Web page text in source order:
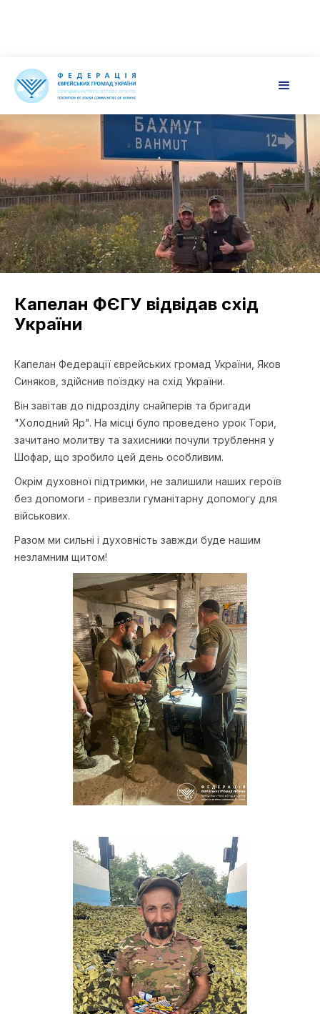
Капелан ФЄГУ відвідав схід
України
Капелан Федерації єврейських громад України, Яков
Синяков, здійснив поїздку на схід України.
Він завітав до підрозділу снайперів та бригади
"Холодний Яр". На місці було проведено урок Тори,
зачитано молитву та захисники почули трублення у
Шофар, що зробило цей день особливим.
Окрім духовної підтримки, не залишили наших героїв
без допомоги - привезли гуманітарну допомогу для
військових.
Разом ми сильні і духовність завжди буде нашим
незламним щитом!